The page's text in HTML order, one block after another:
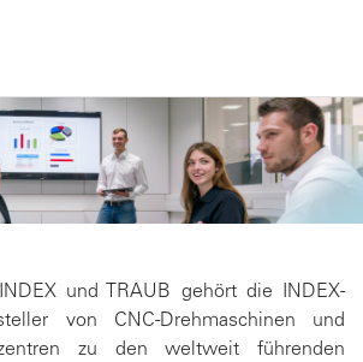
und TRAUB gehört die INDEX-
von CNC-Drehmaschinen und
zu den weltweit führenden